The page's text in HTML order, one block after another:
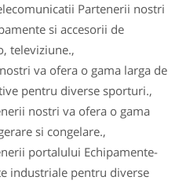
Partenerii nostri
si accesorii de
televiziune.,
va ofera o gama larga de
pentru diverse sporturi.,
nostri va ofera o gama
si congelare.,
portalului Echipamente-
industriale pentru diverse